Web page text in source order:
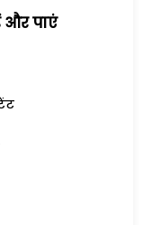
और पाएं